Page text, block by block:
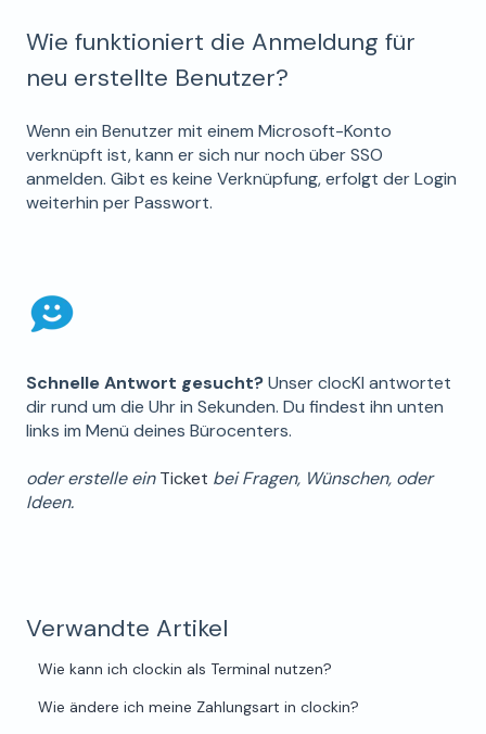
Wie funktioniert die Anmeldung für
neu erstellte Benutzer?
Wenn ein Benutzer mit einem Microsoft-Konto
verknüpft ist, kann er sich nur noch über SSO
anmelden. Gibt es keine Verknüpfung, erfolgt der Login
weiterhin per Passwort.
Schnelle Antwort gesucht?Unser clocKI antwortet
dir rund um die Uhr in Sekunden. Du findest ihn unten
links im Menü deines Bürocenters.
oder erstelle einTicket bei Fragen, Wünschen, oder
Ideen.
Verwandte Artikel
Wie kann ich clockin als Terminal nutzen?
Wie ändere ich meine Zahlungsart in clockin?